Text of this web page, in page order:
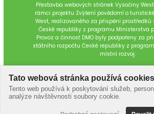
Přestavba webových stránek Vysočiny
rámci projektu Zvýšení povědomí o
West, realizovaného za přispění
České republiky z programu Ministerstva
Provoz a činnost DMO byly podpořeny za
státního rozpočtu České republiky z
místní rozvoj.
Tato webová stránka používá cookies
Tento web používá k poskytování služeb,
analýze návštěvnosti soubory cookie.